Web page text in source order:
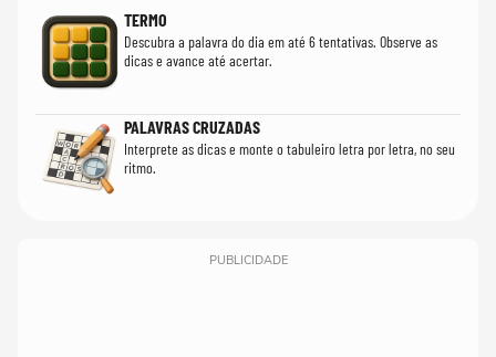
TERMO
Descubra a palavra do dia em até 6 tentativas. Observe as
dicas e avance até acertar.
PALAVRAS CRUZADAS
Interprete as dicas e monte o tabuleiro letra por letra, no seu
ritmo.
PUBLICIDADE